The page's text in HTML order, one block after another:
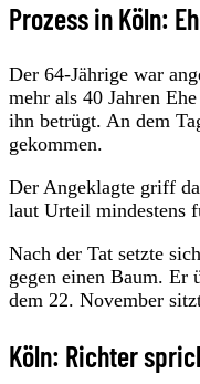
Prozess in Köln:
Der 64-Jährige war
mehr als 40 Jahren
ihn betrügt. An dem
gekommen.
Der Angeklagte griff
laut Urteil mindestens
Nach der Tat setzte
gegen einen Baum. Er
dem 22. November
Köln: Richter